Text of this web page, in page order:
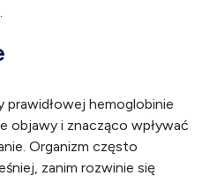
hemoglobinie
objawy i znacząco wpływać
Organizm często
zanim rozwinie się